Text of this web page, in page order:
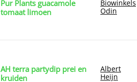
Pur Plants guacamole
tomaat limoen
Biowinkels
Odin
AH terra partydip prei en
kruiden
Albert
Heijn